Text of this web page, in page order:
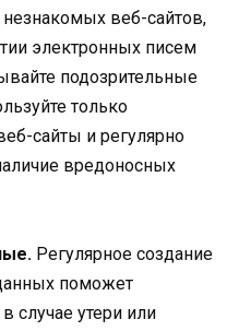
веб-сайтов,
электронных писем
подозрительные
только
сайты и регулярно
вредоносных
Регулярное создание
поможет
случае утери или